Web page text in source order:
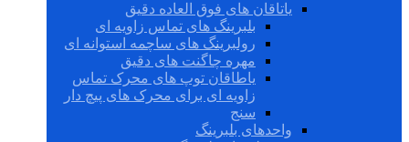
یاتاقان های فوق العاده دقیق
بلبرینگ های تماس زاویه ای
رولبرینگ های ساچمه استوانه ای
مهره چاگنت های دقیق
یاطاقان توپ های محرک تماس
زاویه ای برای محرک های پیچ دار
سنج
واحدهای بلبرینگ